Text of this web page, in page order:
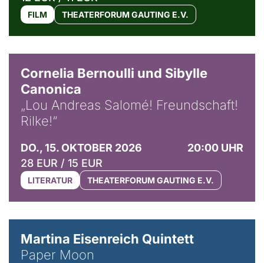
FILM THEATERFORUM GAUTING E.V.
Cornelia Bernoulli und Sibylle
Canonica
„Lou Andreas Salomé! Freundschaft!
Rilke!“
DO., 15. OKTOBER 2026
20:00 UHR
28 EUR / 15 EUR
LITERATUR THEATERFORUM GAUTING E.V.
Martina Eisenreich Quintett
Paper Moon